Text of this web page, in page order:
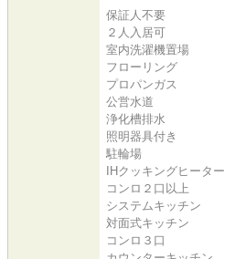
保証人不要
２人入居可
室内洗濯機置場
フローリング
プロパンガス
公営水道
浄化槽排水
照明器具付き
駐輪場
IHクッキングヒーター
コンロ２口以上
システムキッチン
対面式キッチン
コンロ３口